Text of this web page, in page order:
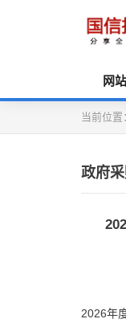
网
当前位置
政府
2026年